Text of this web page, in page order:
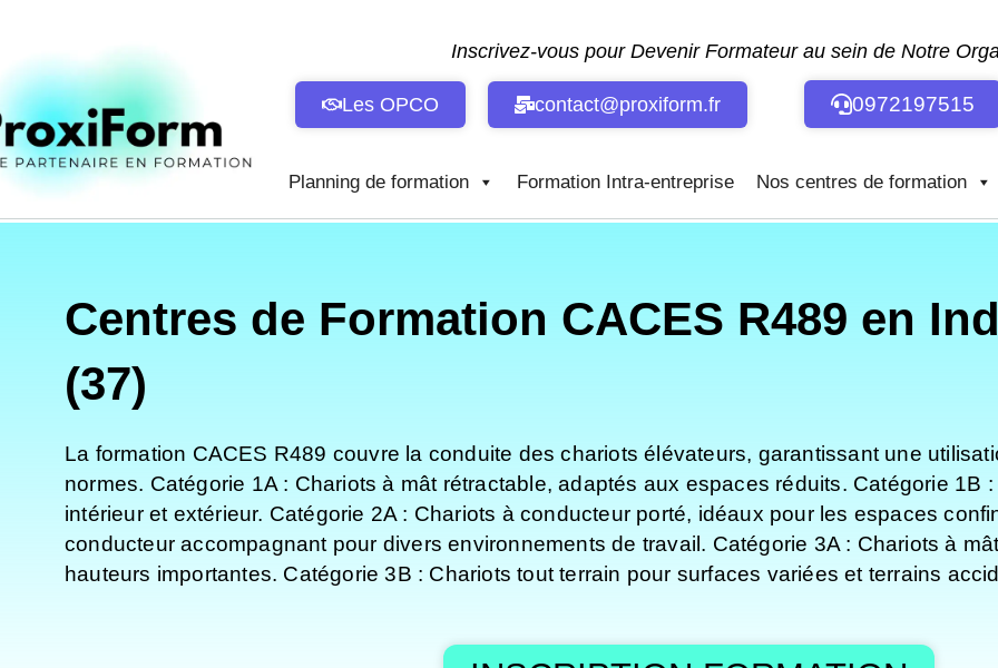
contenu
Inscrivez-vous pour Devenir Formateur au sein de Notre
Les OPCO contact@proxiform.fr 0972197515
Planning de formation Formation Intra-entreprise Nos centres de formation
Centres de Formation CACES R489 en
(37)
La formation CACES R489 couvre la conduite des chariots élévateurs, garantissant une
normes. Catégorie 1A : Chariots à mât rétractable, adaptés aux espaces réduits. Catégorie 1B
intérieur et extérieur. Catégorie 2A : Chariots à conducteur porté, idéaux pour les espaces
conducteur accompagnant pour divers environnements de travail. Catégorie 3A : Chariots à
hauteurs importantes. Catégorie 3B : Chariots tout terrain pour surfaces variées et terrains